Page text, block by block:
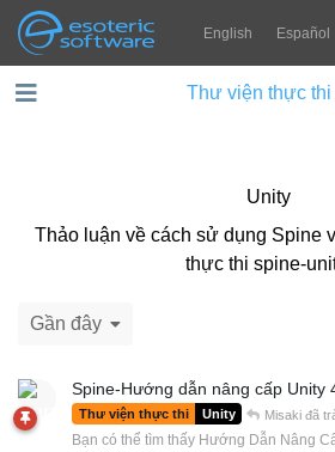
Esoteric Software
Navigation English Español
TRANG CHỦ
DIỄN ĐÀN
LIÊN HỆ
Spine
Bộ sưu tập
Thư viện
Dùng thử
Mua
Unity
Thảo luận về cách sử dụng Spine
thực thi spine-
Thư viện thực thi
Gần đây
Spine-Hướng dẫn nâng cấp Unity
Thư viện thực thi Unity Misaki đã
Bạn có thể tìm thấy Hướng Dẫn Nâng